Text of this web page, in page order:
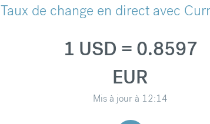
Taux de change en direct avec
1 USD = 0.8597
EUR
Mis à jour à 12:14